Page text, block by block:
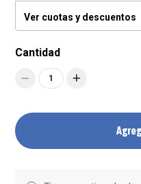
Ver cuotas y descuentos
Cantidad
1